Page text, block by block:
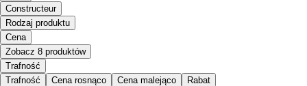
Constructeur
Rodzaj produktu
Cena
Zobacz 8 produktów
Trafność
Trafność
Cena rosnąco Cena malejąco Rabat